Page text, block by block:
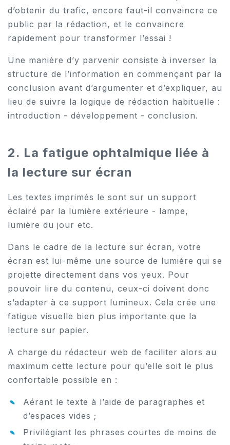
d’obtenir du trafic, encore faut-il convaincre ce
public par la rédaction, et le convaincre
rapidement pour transformer l’essai !
Une manière d’y parvenir consiste à inverser la
structure de l’information en commençant par la
conclusion avant d’argumenter et d’expliquer, au
lieu de suivre la logique de rédaction habituelle :
introduction - développement - conclusion.
2. La fatigue ophtalmique liée à
la lecture sur écran
Les textes imprimés le sont sur un support
éclairé par la lumière extérieure - lampe,
lumière du jour etc.
Dans le cadre de la lecture sur écran, votre
écran est lui-même une source de lumière qui se
projette directement dans vos yeux. Pour
pouvoir lire du contenu, ceux-ci doivent donc
s’adapter à ce support lumineux. Cela crée une
fatigue visuelle bien plus importante que la
lecture sur papier.
A charge du rédacteur web de faciliter alors au
maximum cette lecture pour qu’elle soit le plus
confortable possible en :
Aérant le texte à l’aide de paragraphes et
d’espaces vides ;
Privilégiant les phrases courtes de moins de